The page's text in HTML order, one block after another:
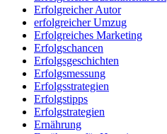
Erfolgreicher Autor
erfolgreicher Umzug
Erfolgreiches Marketing
Erfolgschancen
Erfolgsgeschichten
Erfolgsmessung
Erfolgsstrategien
Erfolgstipps
Erfolgstrategien
Ernährung